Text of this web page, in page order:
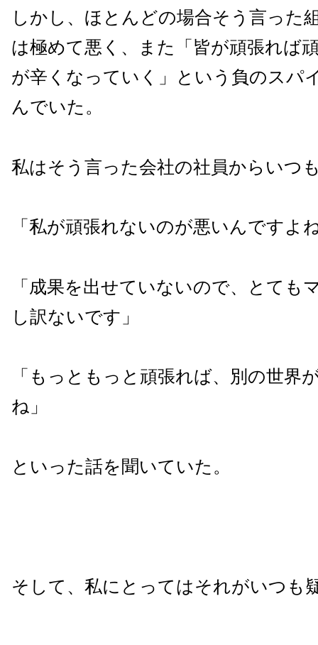
しかし、ほとんどの場合そう言った
は極めて悪く、また「皆が頑張れば
が辛くなっていく」という負のスパ
んでいた。
私はそう言った会社の社員からいつ
「私が頑張れないのが悪いんですよ
「成果を出せていないので、とても
し訳ないです」
「もっともっと頑張れば、別の世界
ね」
といった話を聞いていた。
そして、私にとってはそれがいつも